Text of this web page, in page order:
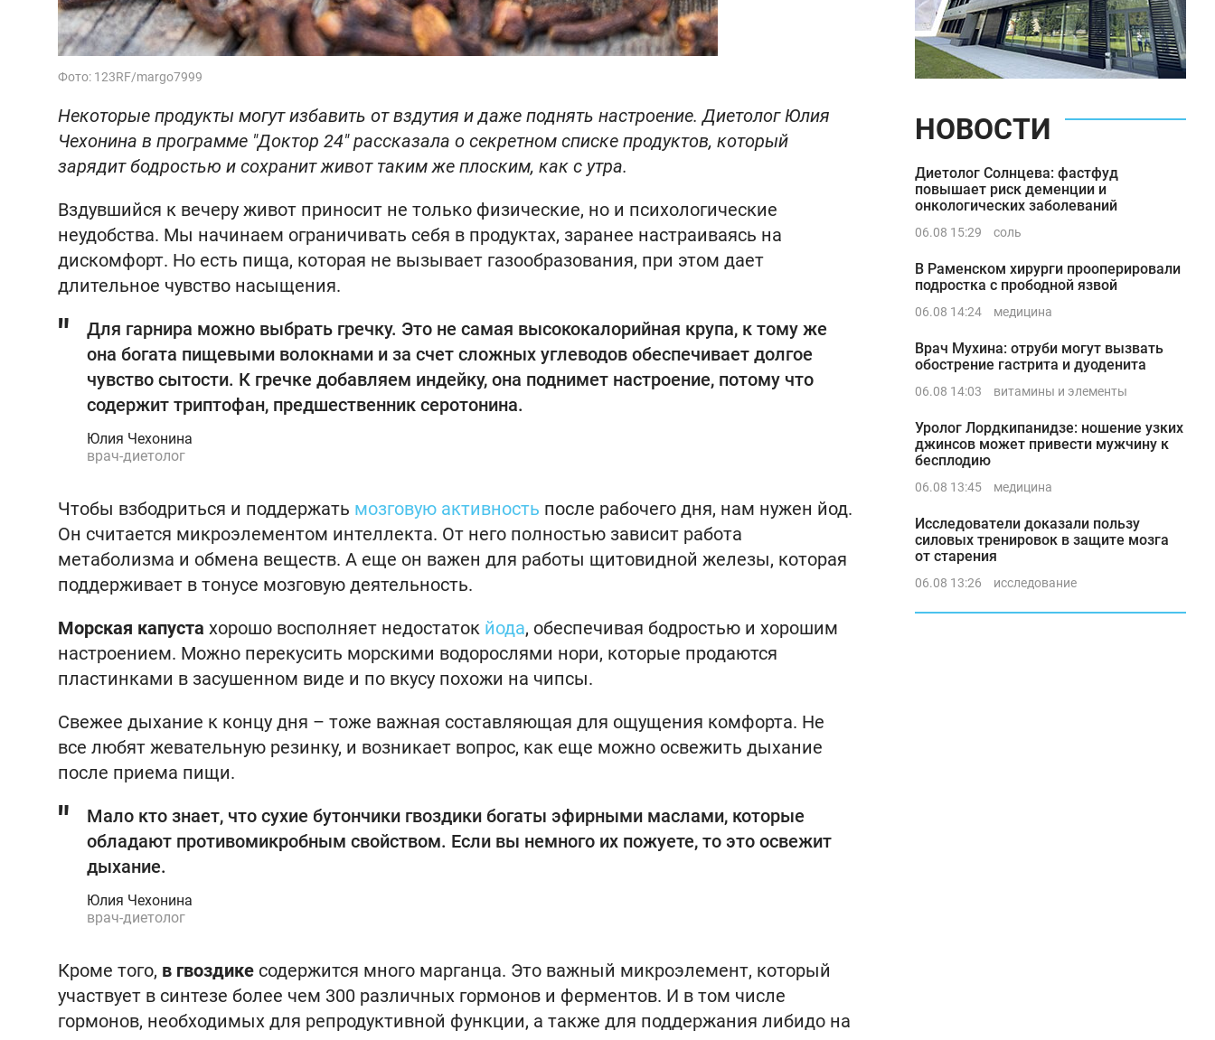
Фото: 123RF/margo7999
Некоторые продукты могут избавить от вздутия и даже поднять настроение. Диетолог Юлия
Чехонина в программе "Доктор 24" рассказала о секретном списке продуктов, который
зарядит бодростью и сохранит живот таким же плоским, как с утра.
Вздувшийся к вечеру живот приносит не только физические, но и психологические
неудобства. Мы начинаем ограничивать себя в продуктах, заранее настраиваясь на
дискомфорт. Но есть пища, которая не вызывает газообразования, при этом дает
длительное чувство насыщения.
Для гарнира можно выбрать гречку. Это не самая высококалорийная крупа, к тому же
она богата пищевыми волокнами и за счет сложных углеводов обеспечивает долгое
чувство сытости. К гречке добавляем индейку, она поднимет настроение, потому что
содержит триптофан, предшественник серотонина.
Юлия Чехонина
врач-диетолог
Чтобы взбодриться и поддержать мозговую активность после рабочего дня, нам нужен йод.
Он считается микроэлементом интеллекта. От него полностью зависит работа
метаболизма и обмена веществ. А еще он важен для работы щитовидной железы, которая
поддерживает в тонусе мозговую деятельность.
Морская капуста хорошо восполняет недостаток йода, обеспечивая бодростью и хорошим
настроением. Можно перекусить морскими водорослями нори, которые продаются
пластинками в засушенном виде и по вкусу похожи на чипсы.
Свежее дыхание к концу дня – тоже важная составляющая для ощущения комфорта. Не
все любят жевательную резинку, и возникает вопрос, как еще можно освежить дыхание
после приема пищи.
Мало кто знает, что сухие бутончики гвоздики богаты эфирными маслами, которые
обладают противомикробным свойством. Если вы немного их пожуете, то это освежит
дыхание.
Юлия Чехонина
врач-диетолог
Кроме того, в гвоздике содержится много марганца. Это важный микроэлемент, который
участвует в синтезе более чем 300 различных гормонов и ферментов. И в том числе
гормонов, необходимых для репродуктивной функции, а также для поддержания либидо на
НОВОСТИ
Диетолог Солнцева: фастфуд
повышает риск деменции и
онкологических заболеваний
06.08 15:29 соль
В Раменском хирурги прооперировали
подростка с прободной язвой
06.08 14:24 медицина
Врач Мухина: отруби могут вызвать
обострение гастрита и дуоденита
06.08 14:03 витамины и элементы
Уролог Лордкипанидзе: ношение узких
джинсов может привести мужчину к
бесплодию
06.08 13:45 медицина
Исследователи доказали пользу
силовых тренировок в защите мозга
от старения
06.08 13:26 исследование